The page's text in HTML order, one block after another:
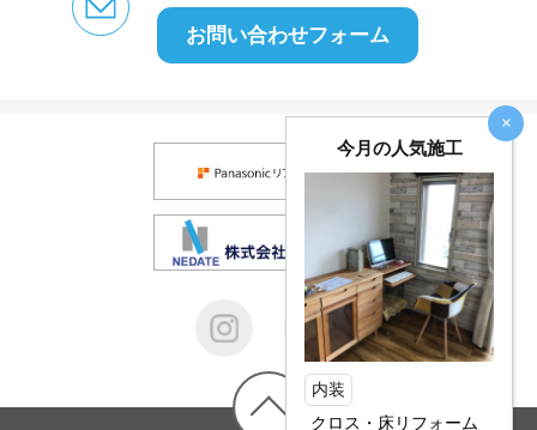
×
今月の人気施工
内装
クロス・床リフォーム
お問い合わせフォーム